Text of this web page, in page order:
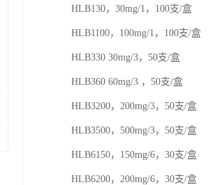
HLB130，30mg/1，100支/盒
HLB1100，100mg/1，100支/盒
HLB330 30mg/3，50支/盒
HLB360 60mg/3 ，50支/盒
HLB3200，200mg/3，50支/盒
HLB3500，500mg/3，50支/盒
HLB6150，150mg/6，30支/盒
HLB6200，200mg/6，30支/盒